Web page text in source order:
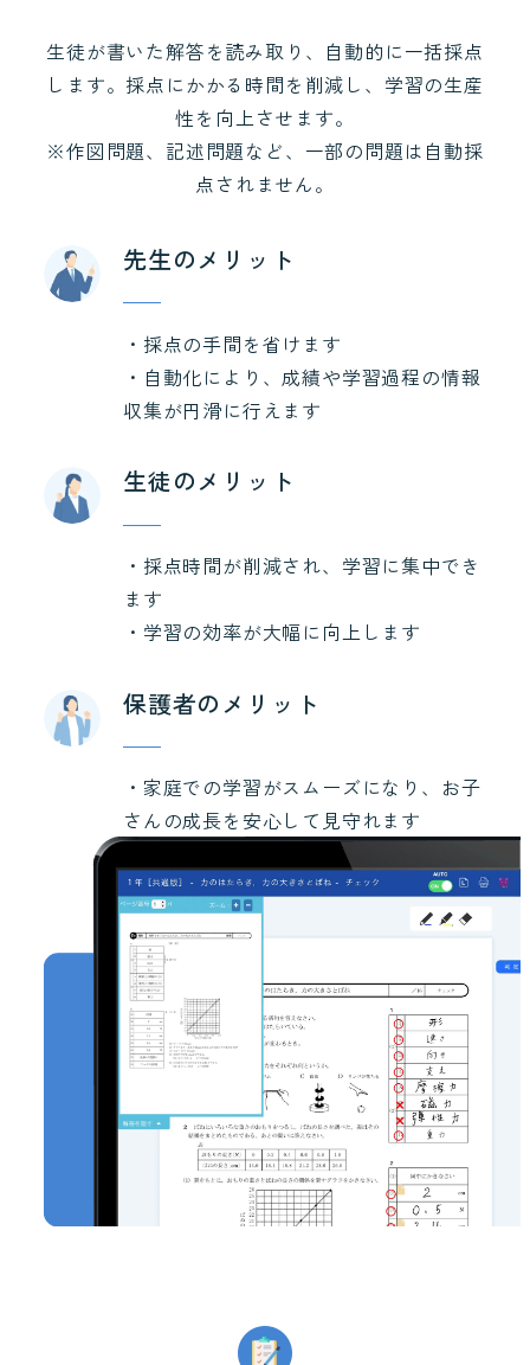
生徒が書いた解答を読み取り、自動的に一括採点
します。採点にかかる時間を削減し、学習の生産
性を向上させます。
※作図問題、記述問題など、一部の問題は自動採
点されません。
先生のメリット
・採点の手間を省けます
・自動化により、成績や学習過程の情報
収集が円滑に行えます
生徒のメリット
・採点時間が削減され、学習に集中でき
ます
・学習の効率が大幅に向上します
保護者のメリット
・家庭での学習がスムーズになり、お子
さんの成長を安心して見守れます